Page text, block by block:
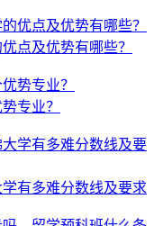
点及优势有哪些？
专业？
有多难分数线及要求